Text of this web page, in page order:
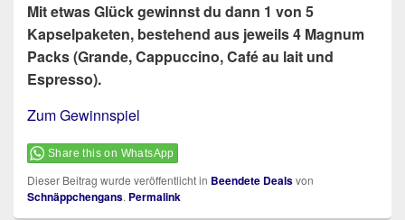
Mit etwas Glück gewinnst du dann 1 von 5
Kapselpaketen, bestehend aus jeweils 4 Magnum
Packs (Grande, Cappuccino, Café au lait und
Espresso).
Zum Gewinnspiel
Share this on WhatsApp
Dieser Beitrag wurde veröffentlicht in Beendete Dealsvon
Schnäppchengans. Permalink